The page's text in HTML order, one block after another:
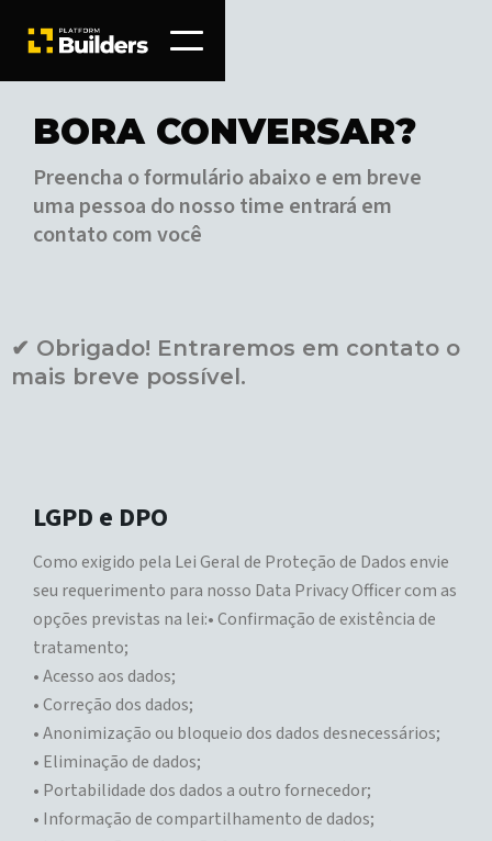
BORA CONVERSAR?
Preencha o formulário abaixo e em breve
uma pessoa do nosso time entrará em
contato com você
✔ Obrigado! Entraremos em contato o
mais breve possível.
LGPD e DPO
Como exigido pela Lei Geral de Proteção de Dados envie
seu requerimento para nosso Data Privacy Officer com as
opções previstas na lei:• Confirmação de existência de
tratamento;
• Acesso aos dados;
• Correção dos dados;
• Anonimização ou bloqueio dos dados desnecessários;
• Eliminação de dados;
• Portabilidade dos dados a outro fornecedor;
• Informação de compartilhamento de dados;